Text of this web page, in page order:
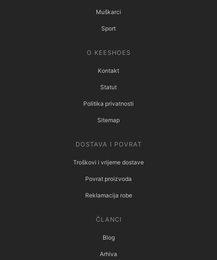
Muškarci
Sport
O KEESHOES
Kontakt
Statut
Politika privatnosti
Sitemap
DOSTAVA I POVRAT
Troškovi i vrijeme dostave
Povrat proizvoda
Reklamacija robe
ČLANCI
Blog
Arhiva